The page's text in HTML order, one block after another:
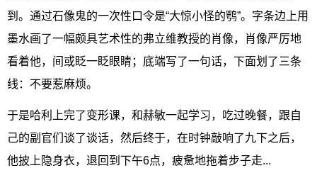
到。通过石像鬼的一次性口令是“大惊小怪的鹗”。字条边上用
墨水画了一幅颇具艺术性的弗立维教授的肖像，肖像严厉地
看着他，间或眨一眨眼睛；底端写了一句话，下面划了三条
线：不要惹麻烦。
于是哈利上完了变形课，和赫敏一起学习，吃过晚餐，跟自
己的副官们谈了谈话，然后终于，在时钟敲响了九下之后，
他披上隐身衣，退回到下午6点，疲惫地拖着步子走...